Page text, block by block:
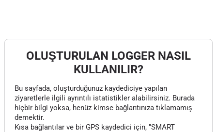
OLUŞTURULAN LOGGER NASIL
KULLANILIR?
Bu sayfada, oluşturduğunuz kaydediciye yapılan
ziyaretlerle ilgili ayrıntılı istatistikler alabilirsiniz. Burada
hiçbir bilgi yoksa, henüz kimse bağlantınıza tıklamamış
demektir.
Kısa bağlantılar ve bir GPS kaydedici için, "SMART